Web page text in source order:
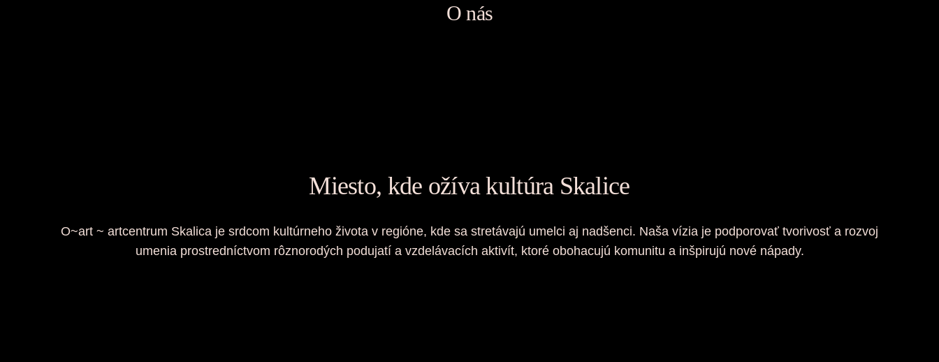
O nás
Miesto, kde ožíva kultúra Skalice
O~art ~ artcentrum Skalica je srdcom kultúrneho života v regióne, kde sa stretávajú umelci aj nadšenci. Naša vízia je podporovať tvorivosť a rozvoj
umenia prostredníctvom rôznorodých podujatí a vzdelávacích aktivít, ktoré obohacujú komunitu a inšpirujú nové nápady.